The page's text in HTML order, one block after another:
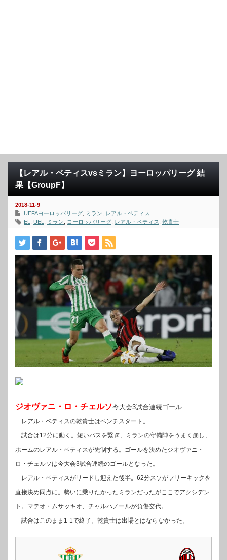
【レアル・ベティスvsミラン】ヨーロッパリーグ 結
果【GroupF】
2018-11-9
UEFAヨーロッパリーグ
ミラン
レアル・ベティス
EL
UEL ミラン ヨーロッパリーグ レアル・ベティス 乾貴士
ジオヴァニ・ロ・チェルソ今大会3試合連続ゴール
レアル・ベティスの乾貴士はベンチスタート。
試合は12分に動く。短いパスを繋ぎ、ミランの守備陣をうまく崩し、
ホームのレアル・ベティスが先制する。ゴールを決めたジオヴァニ・
ロ・チェルソは今大会3試合連続のゴールとなった。
レアル・ベティスがリードし迎えた後半。62分スソがフリーキックを
直接決め同点に。勢いに乗りたかったミランだったがここでアクシデン
ト。マテオ・ムサッキオ、チャルハノールが負傷交代。
試合はこのまま1-1で終了。乾貴士は出場とはならなかった。